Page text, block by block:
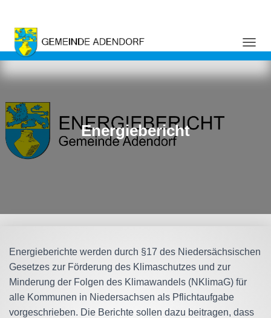
Energiebericht
Energieberichte werden durch §17 des Niedersächsischen
Gesetzes zur Förderung des Klimaschutzes und zur
Minderung der Folgen des Klimawandels (NKlimaG) für
alle Kommunen in Niedersachsen als Pflichtaufgabe
vorgeschrieben. Die Berichte sollen dazu beitragen, dass